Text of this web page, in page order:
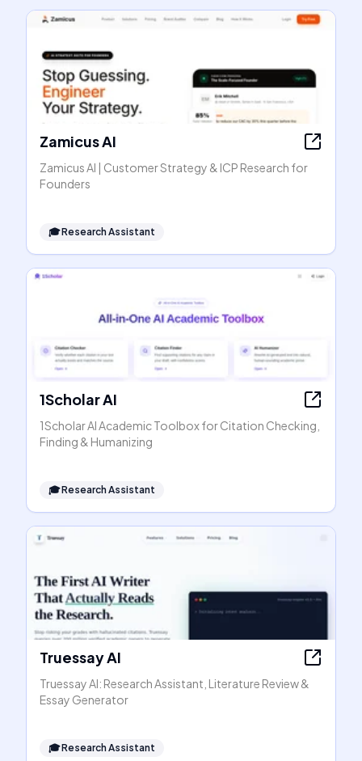
Zamicus AI
Zamicus AI | Customer Strategy & ICP Research for
Founders
🎓Research Assistant
1Scholar AI
1Scholar AI Academic Toolbox for Citation Checking,
Finding & Humanizing
🎓Research Assistant
Truessay AI
Truessay AI: Research Assistant, Literature Review &
Essay Generator
🎓Research Assistant